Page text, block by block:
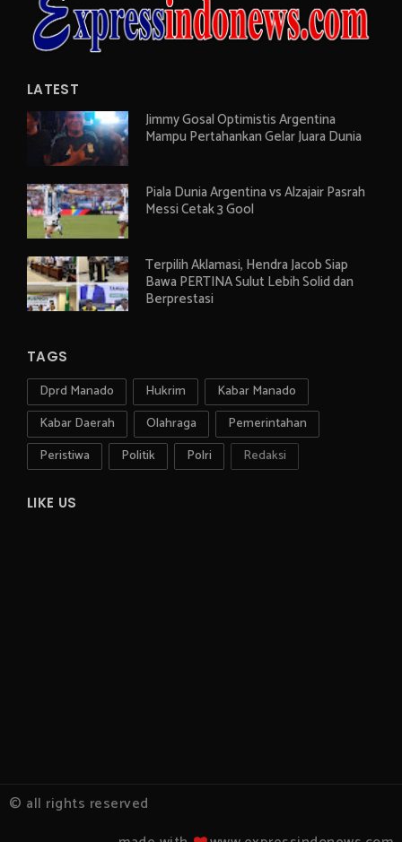
LATEST
Jimmy Gosal Optimistis Argentina
Mampu Pertahankan Gelar Juara Dunia
Piala Dunia Argentina vs Alzajair Pasrah
Messi Cetak 3 Gool
Terpilih Aklamasi, Hendra Jacob Siap
Bawa PERTINA Sulut Lebih Solid dan
Berprestasi
TAGS
Dprd Manado Hukrim
Kabar Manado
Kabar Daerah
Olahraga
Pemerintahan
Peristiwa
Politik Polri Redaksi
LIKE US
© all rights reserved